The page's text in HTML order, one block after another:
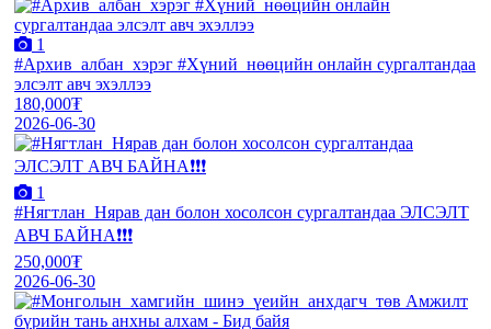
1
#Архив_албан_хэрэг #Хүний_нөөцийн онлайн сургалтандаа
элсэлт авч эхэллээ
180,000₮
2026-06-30
1
#Нягтлан_Нярав дан болон хосолсон сургалтандаа ЭЛСЭЛТ
АВЧ БАЙНА❗❗❗
250,000₮
2026-06-30